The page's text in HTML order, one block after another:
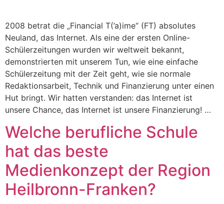
2008 betrat die „Financial T(’a)ime“ (FT) absolutes
Neuland, das Internet. Als eine der ersten Online-
Schülerzeitungen wurden wir weltweit bekannt,
demonstrierten mit unserem Tun, wie eine einfache
Schülerzeitung mit der Zeit geht, wie sie normale
Redaktionsarbeit, Technik und Finanzierung unter einen
Hut bringt. Wir hatten verstanden: das Internet ist
unsere Chance, das Internet ist unsere Finanzierung! …
Welche berufliche Schule
hat das beste
Medienkonzept der Region
Heilbronn-Franken?